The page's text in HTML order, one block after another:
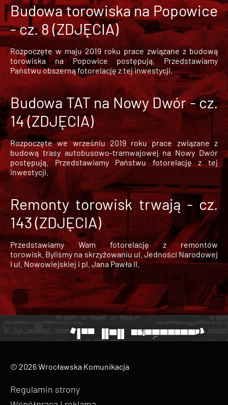
Budowa torowiska na Popowice
- cz. 8 (ZDJĘCIA)
Rozpoczęte w maju 2019 roku prace związane z budową
torowiska na Popowice
postępują. Przedstawiamy
Państwu obszerną fotorelację z tej inwestycji.
Budowa TAT na Nowy Dwór - cz.
14 (ZDJĘCIA)
Rozpoczęte we wrześniu 2019 roku prace związane z
budową trasy autobusowo-tramwajowej na Nowy Dwór
postępują. Przedstawiamy Państwu fotorelację z tej
inwestycji.
Remonty torowisk trwają - cz.
143 (ZDJĘCIA)
Przedstawiamy Wam fotorelację z remontów
torowisk. Byliśmy na skrzyżowaniu ul. Jedności Narodowej
i ul. Nowowiejskiej i pl. Jana Pawła II.
© 2026 Wrocławska Komunikacja
Regulamin strony